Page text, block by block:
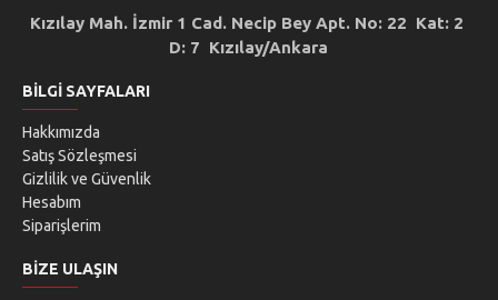
Kızılay Mah. İzmir 1 Cad. Necip Bey Apt. No: 22 Kat: 2
D: 7 Kızılay/Ankara
BILGI SAYFALARI
Hakkımızda
Satış Sözleşmesi
Gizlilik ve Güvenlik
Hesabım
Siparişlerim
BIZE ULAŞIN